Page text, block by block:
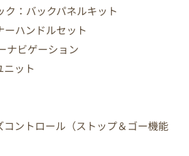
ク：バックパネルキット
ーハンドルセット
ナビゲーション
ニット
コントロール（ストップ＆ゴー機能